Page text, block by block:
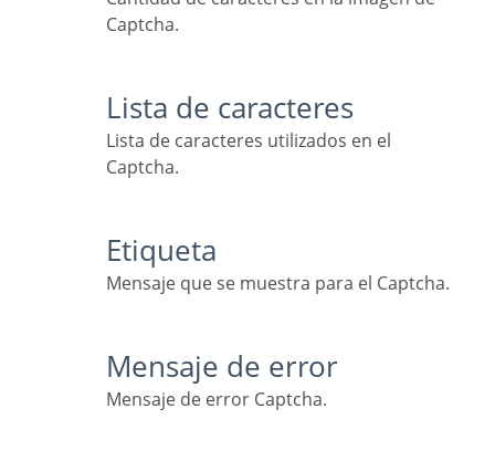
Captcha.
Lista de caracteres
Lista de caracteres utilizados en el
Captcha.
Etiqueta
Mensaje que se muestra para el Captcha.
Mensaje de error
Mensaje de error Captcha.